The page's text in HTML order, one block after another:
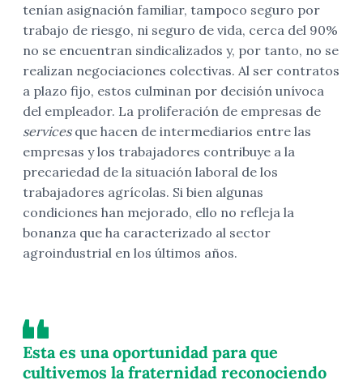
tenían asignación familiar, tampoco seguro por
trabajo de riesgo, ni seguro de vida, cerca del 90%
no se encuentran sindicalizados y, por tanto, no se
realizan negociaciones colectivas. Al ser contratos
a plazo fijo, estos culminan por decisión unívoca
del empleador. La proliferación de empresas de
servicesque hacen de intermediarios entre las
empresas y los trabajadores contribuye a la
precariedad de la situación laboral de los
trabajadores agrícolas. Si bien algunas
condiciones han mejorado, ello no refleja la
bonanza que ha caracterizado al sector
agroindustrial en los últimos años.
Esta es una oportunidad para que
cultivemos la fraternidad reconociendo